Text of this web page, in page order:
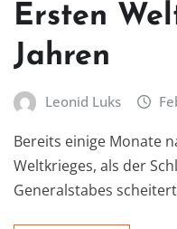
Ersten
Jahren
Leonid Luks
Bereits einige Monate
Weltkrieges, als der
Generalstabes